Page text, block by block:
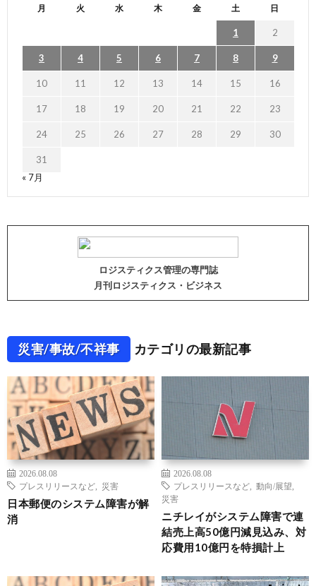
月 火 水 木 金 土 日
1 2
3 4 5 6 7 8 9
10 11 12 13 14 15 16
17 18 19 20 21 22 23
24 25 26 27 28 29 30
31
« 7月
ロジスティクス管理の専門誌
月刊ロジスティクス・ビジネス
災害/事故/不祥事 カテゴリの最新記事
2026.08.08
プレスリリースなど
災害
日本郵便のシステム障害が解
消
2026.08.08
プレスリリースなど
動向/展望
災害
ニチレイがシステム障害で連
結売上高50億円減見込み、対
応費用10億円を特損計上